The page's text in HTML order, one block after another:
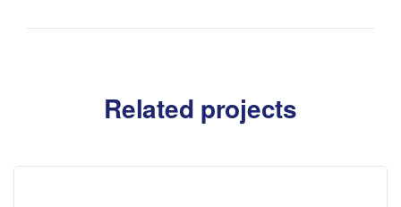
Related projects